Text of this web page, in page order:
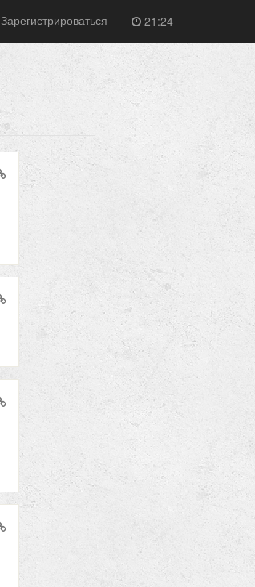
Зарегистрироваться 21:24